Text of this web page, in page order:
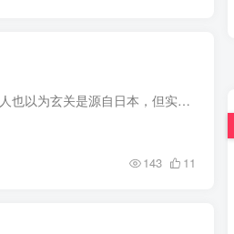
平常我们说到玄关第一时间很容易想到日本下沉式玄关，很多人也以为玄关是源自日本，但实际上玄关源于中国，是中国道教修炼的特有名词，最早出自道德经的：玄之又玄，众妙之门。经过时间的变迁，...
143 11